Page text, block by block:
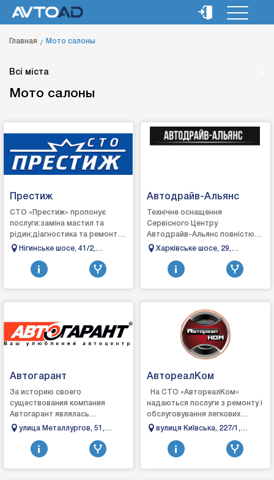
Главная Мото салоны
Всі міста
Мото салоны
Престиж
СТО «Престиж» пропонує
послуги:заміна мастил та
рідин;діагностика та ремонт
ходової
стабілізатора;стійки амортиз...
Нігинське шосе, 41/2,
Кам'янець-Подільський,
Хмельницька область
Автодрайв-Альянс
Технічне оснащення
Сервісного Центру
Автодрайв-Альянс повністю
відповідає вимогам сучасного
оперативно і з&n...
Харківське шосе, 29,
Полтава, Полтавська
область
Автогарант
За историю своего
существования компания
Автогарант являлась
официальным дилером
этого были построены
автосалоны, с...
улица Металлургов, 51,
Бровары, Киевская область
АвтореалКом
На СТО «АвтореалКом»
надаються послуги з ремонту і
обслуговування легкових
автомобілів, позашляховиків,
європейсь...
вулиця Київська, 227/1,
Бровари, Київська область